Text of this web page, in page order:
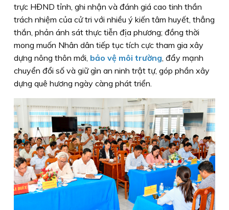
trực HĐND tỉnh, ghi nhận và đánh giá cao tinh thần
trách nhiệm của cử tri với nhiều ý kiến tâm huyết, thẳng
thắn, phản ánh sát thực tiễn địa phương; đồng thời
mong muốn Nhân dân tiếp tục tích cực tham gia xây
dựng nông thôn mới, bảo vệ môi trường, đẩy mạnh
chuyển đổi số và giữ gìn an ninh trật tự, góp phần xây
dựng quê hương ngày càng phát triển.